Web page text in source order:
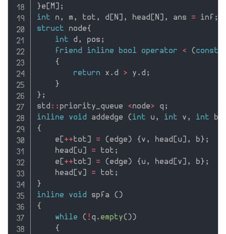
}e [M] ;
int n , m , tot , d [N] , head [N] , ans = inf ;
struct node{
int d , pos ;
friend
inline bool operator < (const
{
return x . d > y . d ;
}
} ;
std :: priority_queue <node> q ;
inline
void addedge (int u , int v , int b
{
    e
[++tot] = (edge) {v , head [u] , b} ;
    head
[u] = tot ;
    e
[++tot] = (edge) {u , head [v] , b} ;
    head
[v] = tot ;
}
inline
void spfa ()
{
while
( ! q . empty())
{